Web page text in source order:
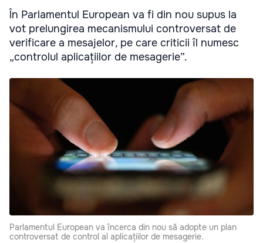
În Parlamentul European va fi din nou supus la
vot prelungirea mecanismului controversat de
verificare a mesajelor, pe care criticii îl numesc
„controlul aplicațiilor de mesagerie”.
Parlamentul European va încerca din nou să adopte un plan
controversat de control al aplicațiilor de mesagerie.